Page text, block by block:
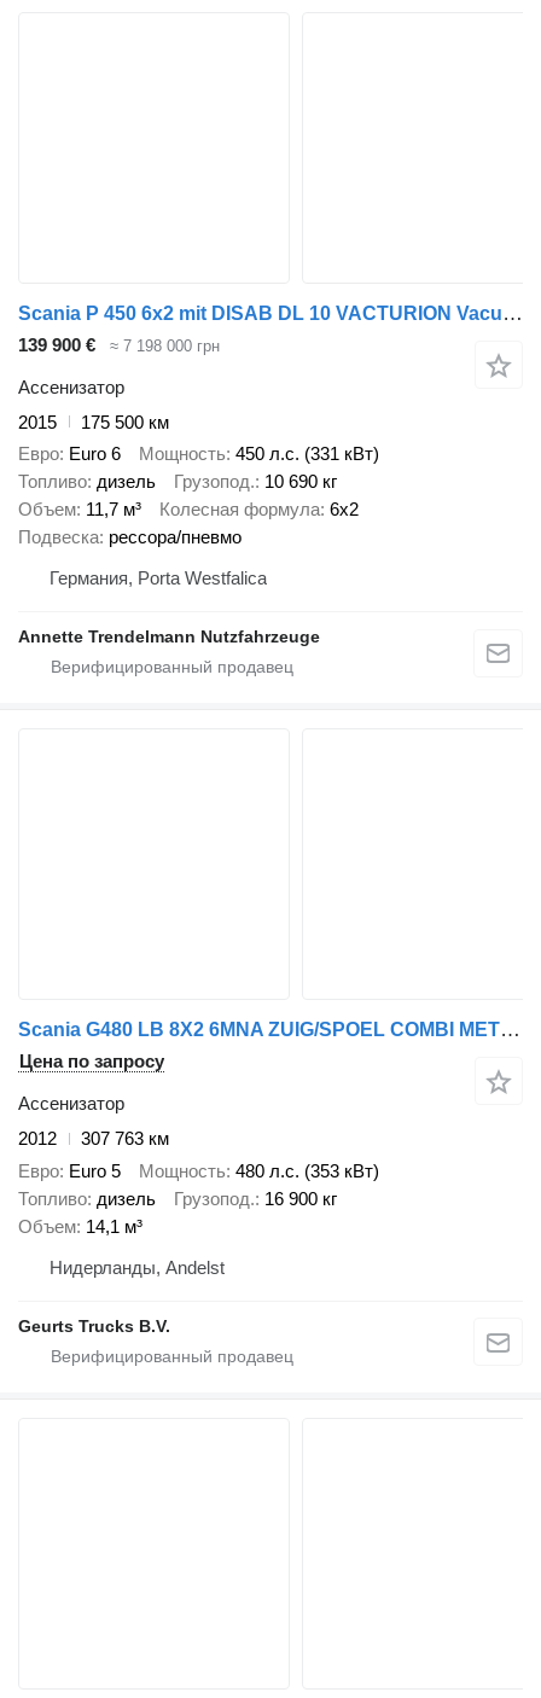
Scania P 450 6x2 mit DISAB DL 10 VACTURION Vacum Trockensauger
139 900 € ≈ 7 198 000 грн
Ассенизатор
2015
175 500 км
Евро Euro 6 Мощность 450 л.с. (331 кВт)
Топливо дизель Грузопод. 10 690 кг
Объем 11,7 м³ Колесная формула 6x2
Подвеска рессора/пневмо
Германия, Porta Westfalica
Annette Trendelmann Nutzfahrzeuge
Scania G480 LB 8X2 6MNA ZUIG/SPOEL COMBI MET WATERRECYCLING
Цена по запросу
Ассенизатор
2012
307 763 км
Евро Euro 5 Мощность 480 л.с. (353 кВт)
Топливо дизель Грузопод. 16 900 кг
Объем 14,1 м³
Нидерланды, Andelst
Geurts Trucks B.V.